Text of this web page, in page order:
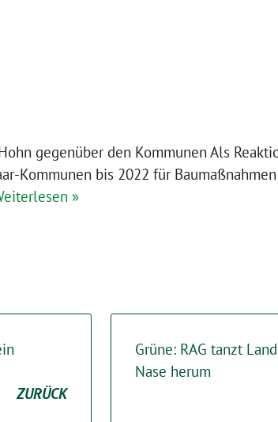
gegenüber den Kommunen Als
Kommunen bis 2022 für
»
ZURÜCK
Grüne: RAG tanzt
Nase herum